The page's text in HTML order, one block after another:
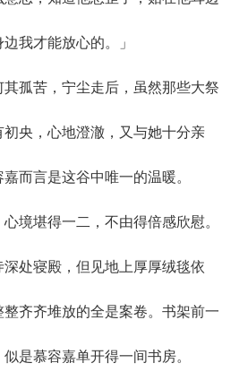
我才能放心的。」
孤苦，宁尘走后，虽然那些大祭
央，心地澄澈，又与她十分亲
而言是这谷中唯一的温暖。
堪得一二，不由得倍感欣慰。
处寝殿，但见地上厚厚绒毯依
齐齐堆放的全是案卷。书架前一
是慕容嘉单开得一间书房。